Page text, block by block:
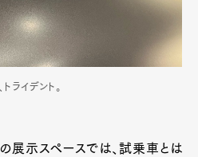
ライデント。
展示スペースでは、試乗車とは